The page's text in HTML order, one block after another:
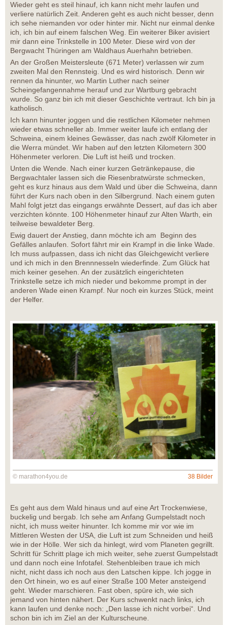
Wieder geht es steil hinauf, ich kann nicht mehr laufen und
verliere natürlich Zeit. Anderen geht es auch nicht besser, denn
ich sehe niemanden vor oder hinter mir. Nicht nur einmal denke
ich, ich bin auf einem falschen Weg. Ein weiterer Biker avisiert
mir dann eine Trinkstelle in 100 Meter. Diese wird von der
Bergwacht Thüringen am Waldhaus Auerhahn betrieben.
An der Großen Meistersleute (671 Meter) verlassen wir zum
zweiten Mal den Rennsteig. Und es wird historisch. Denn wir
rennen da hinunter, wo Martin Luther nach seiner
Scheingefangennahme herauf und zur Wartburg gebracht
wurde. So ganz bin ich mit dieser Geschichte vertraut. Ich bin ja
katholisch.
Ich kann hinunter joggen und die restlichen Kilometer nehmen
wieder etwas schneller ab. Immer weiter laufe ich entlang der
Schweina, einem kleines Gewässer, das nach zwölf Kilometer in
die Werra mündet. Wir haben auf den letzten Kilometern 300
Höhenmeter verloren. Die Luft ist heiß und trocken.
Unten die Wende. Nach einer kurzen Getränkepause, die
Bergwachtaler lassen sich die Riesenbratwürste schmecken,
geht es kurz hinaus aus dem Wald und über die Schweina, dann
führt der Kurs nach oben in den Silbergrund. Nach einem guten
Mahl folgt jetzt das eingangs erwähnte Dessert, auf das ich aber
verzichten könnte. 100 Höhenmeter hinauf zur Alten Warth, ein
teilweise bewaldeter Berg.
Ewig dauert der Anstieg, dann möchte ich am Beginn des
Gefälles anlaufen. Sofort fährt mir ein Krampf in die linke Wade.
Ich muss aufpassen, dass ich nicht das Gleichgewicht verliere
und ich mich in den Brennnesseln wiederfinde. Zum Glück hat
mich keiner gesehen. An der zusätzlich eingerichteten
Trinkstelle setze ich mich nieder und bekomme prompt in der
anderen Wade einen Krampf. Nur noch ein kurzes Stück, meint
der Helfer.
© marathon4you.de 38 Bilder
Es geht aus dem Wald hinaus und auf eine Art Trockenwiese,
buckelig und bergab. Ich sehe am Anfang Gumpelstadt noch
nicht, ich muss weiter hinunter. Ich komme mir vor wie im
Mittleren Westen der USA, die Luft ist zum Schneiden und heiß
wie in der Hölle. Wer sich da hinlegt, wird vom Planeten gegrillt.
Schritt für Schritt plage ich mich weiter, sehe zuerst Gumpelstadt
und dann noch eine Infotafel. Stehenbleiben traue ich mich
nicht, nicht dass ich noch aus den Latschen kippe. Ich jogge in
den Ort hinein, wo es auf einer Straße 100 Meter ansteigend
geht. Wieder marschieren. Fast oben, spüre ich, wie sich
jemand von hinten nähert. Der Kurs schwenkt nach links, ich
kann laufen und denke noch: „Den lasse ich nicht vorbei“. Und
schon bin ich im Ziel an der Kulturscheune.